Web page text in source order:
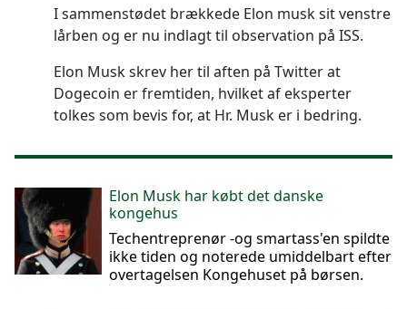
I sammenstødet brækkede Elon musk sit venstre
lårben og er nu indlagt til observation på ISS.
Elon Musk skrev her til aften på Twitter at
Dogecoin er fremtiden, hvilket af eksperter
tolkes som bevis for, at Hr. Musk er i bedring.
Elon Musk har købt det danske
kongehus
Techentreprenør -og smartass'en spildte
ikke tiden og noterede umiddelbart efter
overtagelsen Kongehuset på børsen.